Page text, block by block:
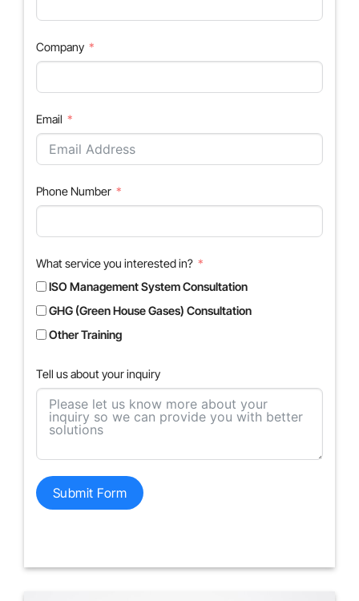
Company
Email
Phone Number
What service you interested in?
ISO Management System Consultation
GHG (Green House Gases) Consultation
Other Training
Tell us about your inquiry
Submit Form